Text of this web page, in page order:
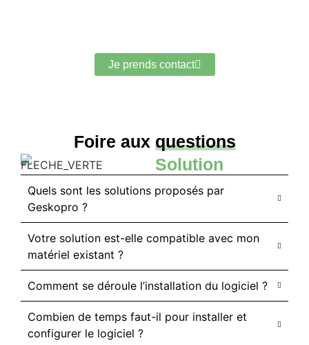
Je prends contact
Foire aux questions
Solution
Quels sont les solutions proposés par
Geskopro ?
Votre solution est-elle compatible avec mon
matériel existant ?
Comment se déroule l’installation du logiciel ?
Combien de temps faut-il pour installer et
configurer le logiciel ?